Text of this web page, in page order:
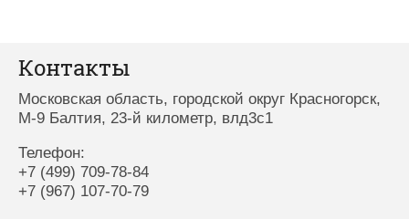
Контакты
Московская область, городской округ Красногорск,
М-9 Балтия, 23-й километр, влд3с1
Телефон:
+7 (499) 709-78-84
+7 (967) 107-70-79